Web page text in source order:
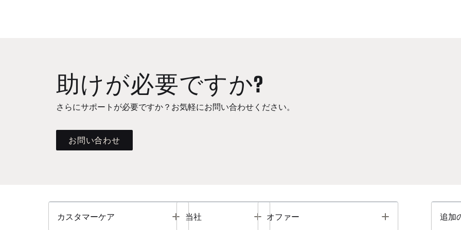
助けが必要ですか?
さらにサポートが必要ですか？お気軽にお問い合わせください。
お問い合わせ
カスタマーケア Toggle
当社 Toggle
オファー Toggle 追加